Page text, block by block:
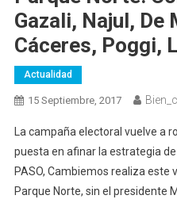
Gazali, Najul, De
Cáceres, Poggi,
Actualidad
15 Septiembre, 2017
La campaña electoral vuelve a
puesta en afinar la estrategia
PASO, Cambiemos realiza este
Parque Norte, sin el presidente